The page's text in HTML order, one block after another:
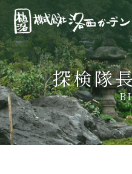
探検隊